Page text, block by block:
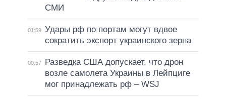
СМИ
01:59 Удары рф по портам могут вдвое
сократить экспорт украинского зерна
00:57
Разведка США допускает, что дрон
возле самолета Украины в Лейпциге
мог принадлежать рф – WSJ